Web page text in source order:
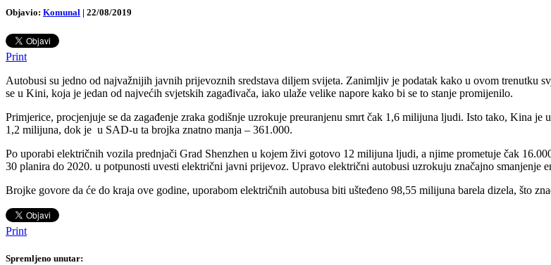
Objavio: Komunal | 22/08/2019
Print
Autobusi su jedno od najvažnijih javnih prijevoznih sredstava diljem svijeta. Zanimljiv je podatak kako u ovom trenutku
se u Kini, koja je jedan od najvećih svjetskih zagađivača, iako ulaže velike napore kako bi se to stanje promijenilo.
Primjerice, procjenjuje se da zagađenje zraka godišnje uzrokuje preuranjenu smrt čak 1,6 milijuna ljudi. Isto tako, Kina
1,2 milijuna, dok je u SAD-u ta brojka znatno manja – 361.000.
Po uporabi električnih vozila prednjači Grad Shenzhen u kojem živi gotovo 12 milijuna ljudi, a njime prometuje čak
30 planira do 2020. u potpunosti uvesti električni javni prijevoz. Upravo električni autobusi uzrokuju značajno smanjenje
Brojke govore da će do kraja ove godine, uporabom električnih autobusa biti ušteđeno 98,55 milijuna barela dizela, što
Print
Spremljeno unutar: